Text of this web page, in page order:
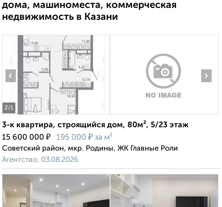
дома, машиноместа, коммерческая
недвижимость в Казани
2/1
‹ ›
3-к квартира, строящийся дом, 80м², 5/23 этаж
15 600 000 ₽ 195 000 ₽ за м²
Советский район, мкр. Родины, ЖК Главные Роли
Агентство, 03.08.2026